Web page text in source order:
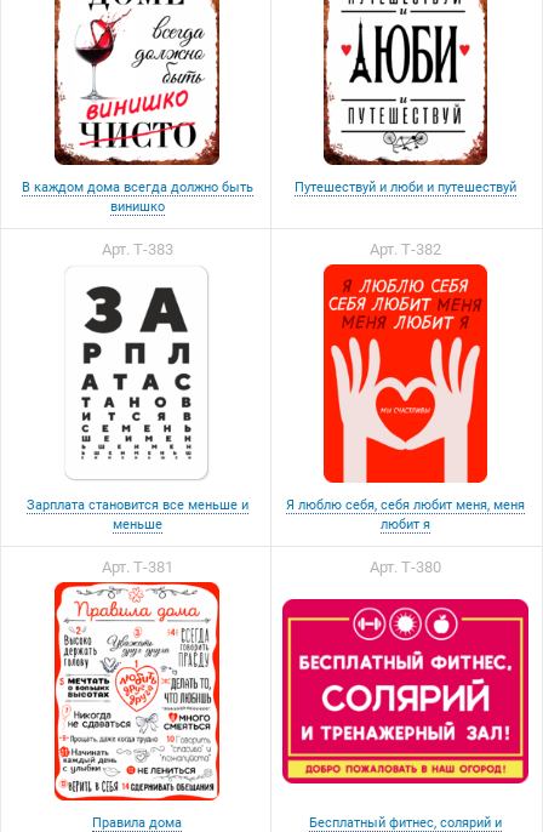
В каждом дома всегда должно быть
винишко
Путешествуй и люби и путешествуй
Арт. Т-383
Зарплата становится все меньше и
меньше
Арт. Т-382
Я люблю себя, себя любит меня, меня
любит я
Арт. Т-381
Правила дома
Арт. Т-380
Бесплатный фитнес, солярий и